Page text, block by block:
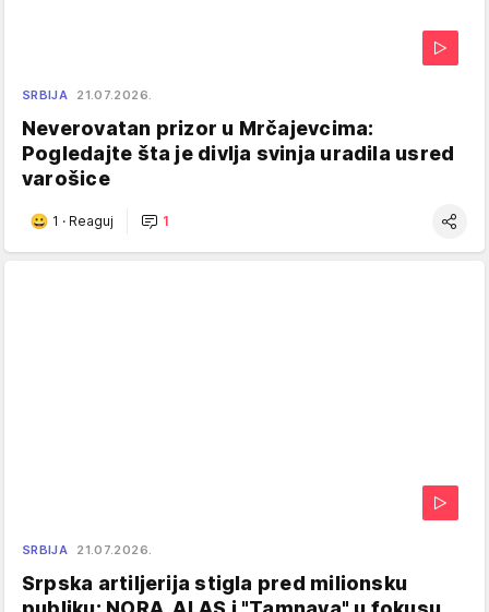
SRBIJA 21.07.2026.
Neverovatan prizor u Mrčajevcima:
Pogledajte šta je divlja svinja uradila usred
varošice
1 · Reaguj 1
SRBIJA 21.07.2026.
Srpska artiljerija stigla pred milionsku